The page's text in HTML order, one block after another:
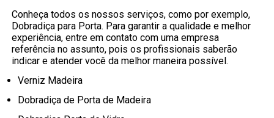
Conheça todos os nossos serviços, como por exemplo,
Dobradiça para Porta. Para garantir a qualidade e melhor
experiência, entre em contato com uma empresa
referência no assunto, pois os profissionais saberão
indicar e atender você da melhor maneira possível.
Verniz Madeira
Dobradiça de Porta de Madeira